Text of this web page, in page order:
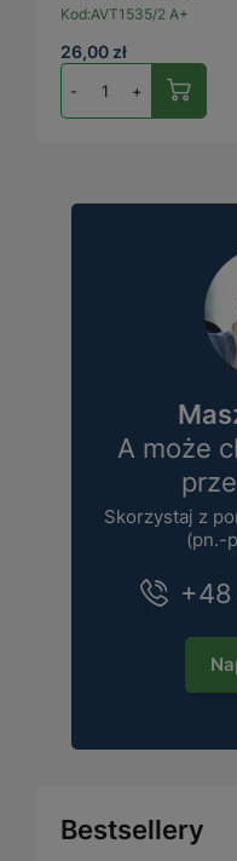
Kod:AVT1535/2 A+
26,00 zł
- +
A może
Skorzystaj z
(pn.-
Bestsellery